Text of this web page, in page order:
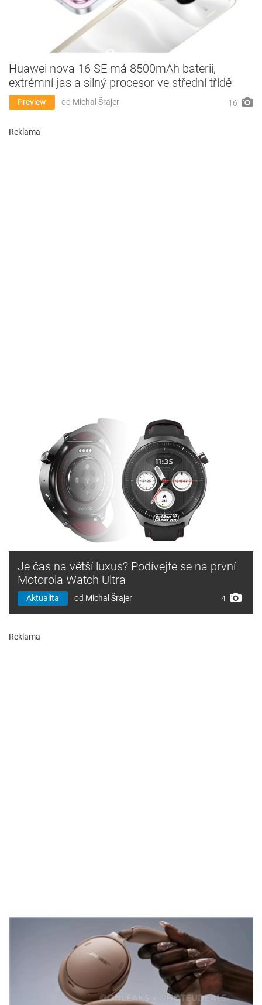
Huawei nova 16 SE má 8500mAh baterii,
extrémní jas a silný procesor ve střední třídě
Preview od Michal Šrajer 16
Reklama
Je čas na větší luxus? Podívejte se na první
Motorola Watch Ultra
Aktualita od Michal Šrajer 4
Reklama